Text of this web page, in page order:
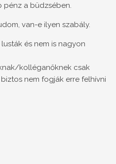
pénz a büdzsében.
van-e ilyen szabály.
és nem is nagyon
kolléganőknek csak
nem fogják erre felhívni